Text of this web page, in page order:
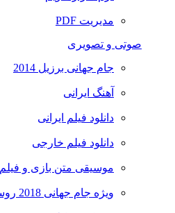
مدیریت PDF
صوتی و تصویری
جام جهانی برزیل 2014
آهنگ ایرانی
دانلود فیلم ایرانی
دانلود فیلم خارجی
موسیقی متن بازی و فیلم
ویژه جام جهانی 2018 روسیه